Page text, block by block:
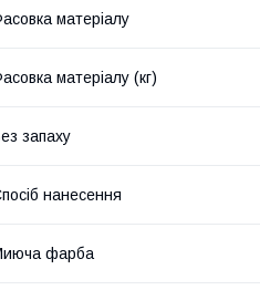
матеріалу
матеріалу (кг)
запаху
нанесення
фарба